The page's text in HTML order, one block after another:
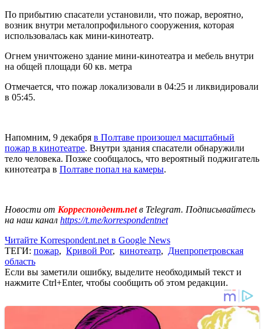
По прибытию спасатели установили, что пожар, вероятно,
возник внутри металопрофильного сооружения, которая
использовалась как мини-кинотеатр.
Огнем уничтожено здание мини-кинотеатра и мебель внутри
на общей площади 60 кв. метра
Отмечается, что пожар локализовали в 04:25 и ликвидировали
в 05:45.
Напомним, 9 декабря в Полтаве произошел масштабный
пожар в кинотеатре. Внутри здания спасатели обнаружили
тело человека. Позже сообщалось, что вероятный поджигатель
кинотеатра в Полтаве попал на камеры.
Новости от Корреспондент.netв Telegram. Подписывайтесь
на наш канал https://t.me/korrespondentnet
Читайте Korrespondent.net в Google News
ТЕГИ: пожар, Кривой Рог, кинотеатр, Днепропетровская
область
Если вы заметили ошибку, выделите необходимый текст и
нажмите Ctrl+Enter, чтобы сообщить об этом редакции.